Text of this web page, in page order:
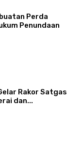
Perda
Penundaan
Rakor Satgas
dan...